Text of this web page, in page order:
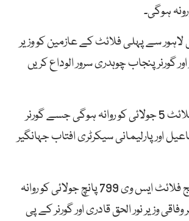
ہوگی۔
سے پہلی فلائٹ کے عازمین کو وزیر
گورنر پنجاب چوہدری سرور الوداع کریں
کراچی سے پہلی فلائٹ 5 جولائی کو روانہ ہوگی جسے گورنر
اور پارلیمانی سیکرٹری افتاب جہانگیر
پشاور سے پہلی حج فلائٹ ایس وی 799 پانچ جولائی کو روانہ
وزیر نور الحق قادری اور گورنر کے پی